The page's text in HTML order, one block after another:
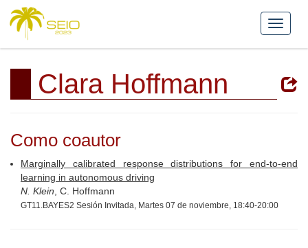
Clara Hoffmann
Como coautor
Marginally calibrated response distributions for end-to-end
learning in autonomous driving
N. Klein , C. Hoffmann
GT11.BAYES2 Sesión Invitada, Martes 07 de noviembre, 18:40-20:00